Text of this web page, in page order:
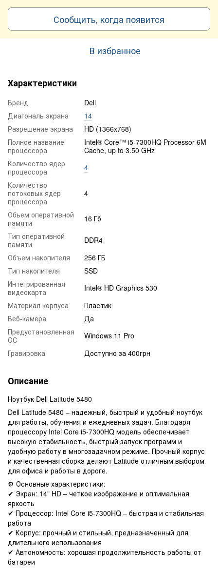
Сообщить, когда появится
В избранное
Характеристики
Бренд
Dell
Диагональ экрана
14
Разрешение экрана
HD (1366x768)
Полное название
процессора
Intel® Core™ i5-7300HQ Processor 6M
Cache, up to 3.50 GHz
Количество ядер
процессора
4
Количество
потоковых ядер
процессора
4
Обьем оперативной
памяти
16 Гб
Тип оперативной
памяти
DDR4
Объем накопителя
256 ГБ
Тип накопителя
SSD
Интегрированная
видеокарта
Intel® HD Graphics 530
Материал корпуса
Пластик
Веб-камера
Да
Предустановленная
ОС
Windows 11 Pro
Гравировка
Доступно за 400грн
Описание
Ноутбук Dell Latitude 5480
Dell Latitude 5480 – надежный, быстрый и удобный ноутбук
для работы, обучения и ежедневных задач. Благодаря
процессору Intel Core i5-7300HQ модель обеспечивает
высокую стабильность, быстрый запуск программ и
удобную работу в многозадачном режиме. Прочный корпус
и качественная сборка делают Latitude отличным выбором
для офиса и работы в дороге.
⚙️ Основные характеристики:
✔ Экран: 14" HD – четкое изображение и оптимальная
яркость
✔ Процессор: Intel Core i5-7300HQ – быстрая и стабильная
работа
✔ Корпус: прочный и стильный, предназначенный для
длительного использования
✔ Автономность: хорошая продолжительность работы от
батареи